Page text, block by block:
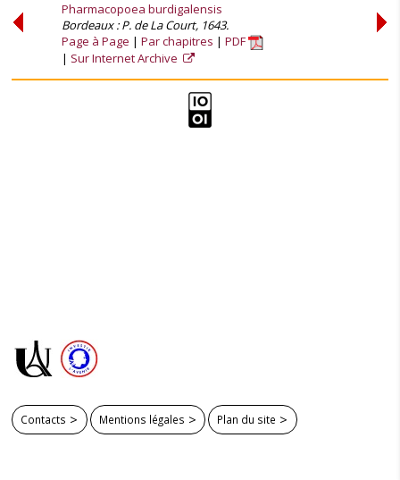
Pharmacopoea burdigalensis
Bordeaux : P. de La Court, 1643.
Page à Page
Par chapitres
PDF
Sur Internet Archive
Contacts Mentions légales Plan du site